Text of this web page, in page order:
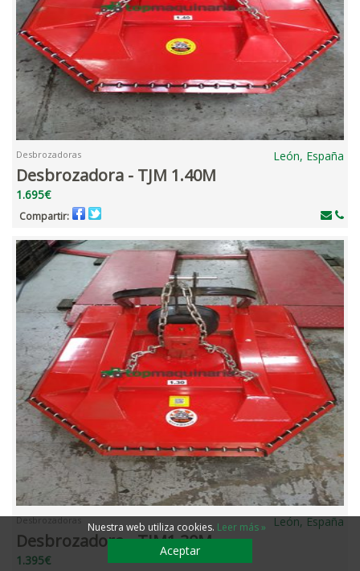
Desbrozadoras León, España
Desbrozadora - TJM 1.40M
1.695€
Compartir:
Desbrozadoras León, España
Desbrozadora - TJM1.30M
1.395€
Nuestra web utiliza cookies. Leer más »
Aceptar